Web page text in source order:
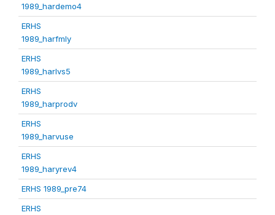
1989_hardemo4
ERHS
1989_harfmly
ERHS
1989_harlvs5
ERHS
1989_harprodv
ERHS
1989_harvuse
ERHS
1989_haryrev4
ERHS 1989_pre74
ERHS